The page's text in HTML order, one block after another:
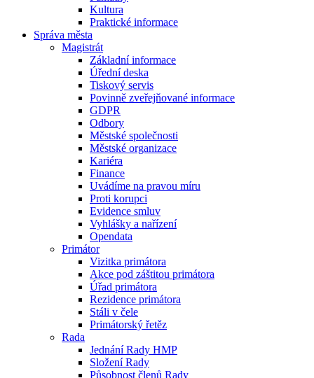
Kultura
Praktické informace
Správa města
Magistrát
Základní informace
Úřední deska
Tiskový servis
Povinně zveřejňované informace
GDPR
Odbory
Městské společnosti
Městské organizace
Kariéra
Finance
Uvádíme na pravou míru
Proti korupci
Evidence smluv
Vyhlášky a nařízení
Opendata
Primátor
Vizitka primátora
Akce pod záštitou primátora
Úřad primátora
Rezidence primátora
Stáli v čele
Primátorský řetěz
Rada
Jednání Rady HMP
Složení Rady
Působnost členů Rady